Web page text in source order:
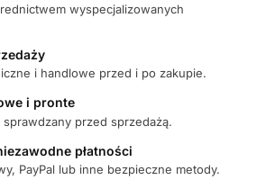
wyspecjalizowanych
i handlowe przed i po zakupie.
i pronte
sprawdzany przed sprzedażą.
płatności
PayPal lub inne bezpieczne metody.